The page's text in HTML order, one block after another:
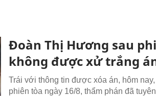
Đoàn Thị Hương sau
không được xử trắng
Trái với thông tin được xóa án, hôm nay,
phiên tòa ngày 16/8, thẩm phán đã